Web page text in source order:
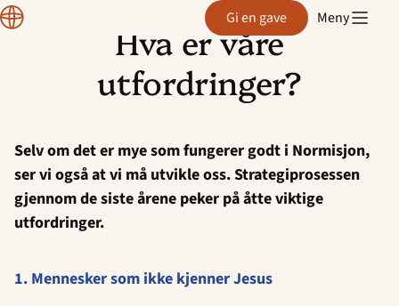
Normisjon
strategi Gi en gave Meny
Hva er våre
utfordringer?
Selv om det er mye som fungerer godt i Normisjon,
ser vi også at vi må utvikle oss. Strategiprosessen
gjennom de siste årene peker på åtte viktige
utfordringer.
1. Mennesker som ikke kjenner Jesus